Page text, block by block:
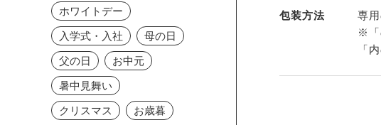
包装方法
専
※「
「
ホワイトデー
入学式・入社
母の日
父の日
お中元
暑中見舞い
クリスマス
お歳暮